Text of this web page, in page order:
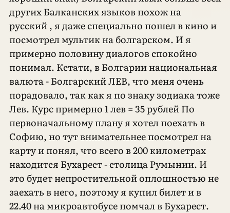
других Балканских языков похож на
русский , я даже специально пошел в кино и
посмотрел мультик на болгарском. И я
примерно половину диалогов спокойно
понимал. Кстати, в Болгарии национальная
валюта - Болгарский ЛЕВ, что меня очень
порадовало, так как я по знаку зодиака тоже
Лев. Курс примерно 1 лев = 35 рублей По
первоначальному плану я хотел поехать в
Софию, но тут внимательнее посмотрел на
карту и понял, что всего в 200 километрах
находится Бухарест - столица Румынии. И
это будет непростительной оплошностью не
заехать в него, поэтому я купил билет и в
22.40 на микроавтобусе помчал в Бухарест.